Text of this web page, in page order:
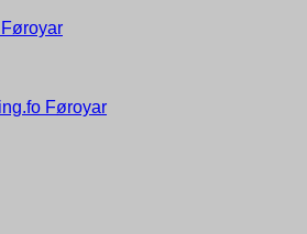
Føroyar